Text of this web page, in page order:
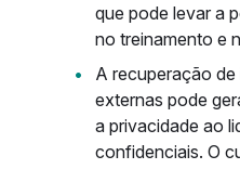
que pode levar a
no treinamento e
A recuperação
externas pode
a privacidade ao
confidenciais. O